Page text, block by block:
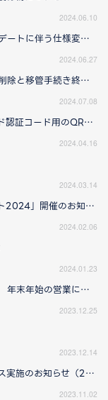
2024.06.10
2024/06/27(木)大型アップデートに伴う仕様変更のお知らせ
2024.06.27
未移管のキャラクターデータ削除と移管手続き終了に関するお知らせ（2024/07/08 14:10更新）
2024.07.08
【復旧】ワンタイムパスワード認証コード用のQR画像について
2024.04.16
2024.03.14
「ラテールデザインコンテスト2024」開催のお知らせ
2024.02.06
2024.01.23
HappyTukお問い合わせ窓口 年末年始の営業について
2023.12.25
2023.12.14
一部サーバー機器メンテナンス実施のお知らせ（2023/11/06 11:15更新）
2023.11.02